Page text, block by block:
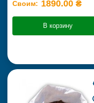
Своим: 1890.00 ₴
В корзину